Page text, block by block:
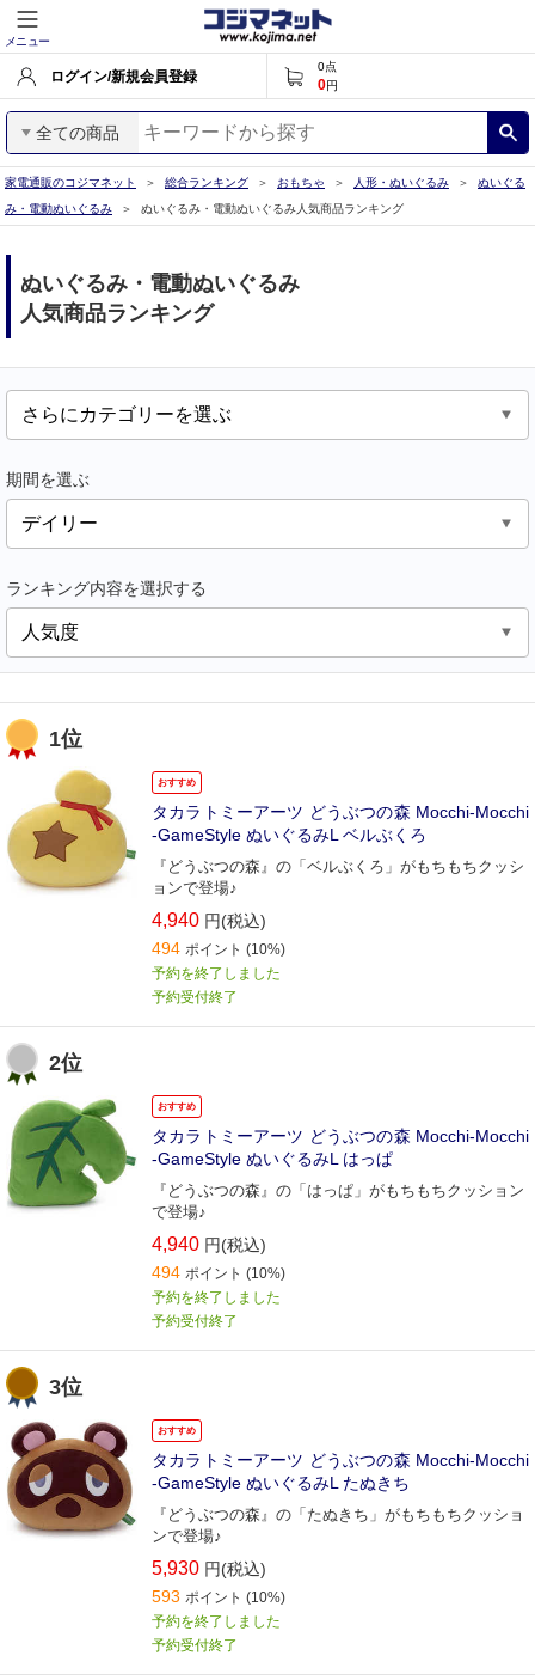
メニュー
ログイン/新規会員登録
0点
0円
全ての商品
家電通販のコジマネット 総合ランキング おもちゃ 人形・ぬいぐるみ
ぬいぐる
み・電動ぬいぐるみ
ぬいぐるみ・電動ぬいぐるみ人気商品ランキング
ぬいぐるみ・電動ぬいぐるみ
人気商品ランキング
期間を選ぶ
ランキング内容を選択する
1位
おすすめ
タカラトミーアーツ どうぶつの森 Mocchi-Mocchi
-GameStyle ぬいぐるみL ベルぶくろ
『どうぶつの森』の「ベルぶくろ」がもちもちクッシ
ョンで登場♪
4,940 円(税込)
494 ポイント (10%)
予約を終了しました
予約受付終了
2位
おすすめ
タカラトミーアーツ どうぶつの森 Mocchi-Mocchi
-GameStyle ぬいぐるみL はっぱ
『どうぶつの森』の「はっぱ」がもちもちクッション
で登場♪
4,940 円(税込)
494 ポイント (10%)
予約を終了しました
予約受付終了
3位
おすすめ
タカラトミーアーツ どうぶつの森 Mocchi-Mocchi
-GameStyle ぬいぐるみL たぬきち
『どうぶつの森』の「たぬきち」がもちもちクッショ
ンで登場♪
5,930 円(税込)
593 ポイント (10%)
予約を終了しました
予約受付終了